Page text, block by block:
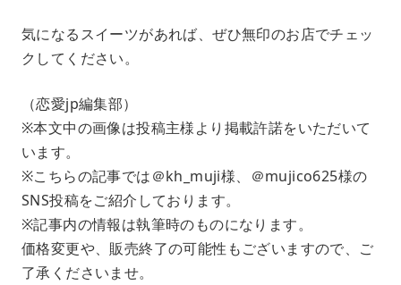
気になるスイーツがあれば、ぜひ無印のお店でチェッ
クしてください。
（恋愛jp編集部）
※本文中の画像は投稿主様より掲載許諾をいただいて
います。
※こちらの記事では＠kh_muji様、＠mujico625様の
SNS投稿をご紹介しております。
※記事内の情報は執筆時のものになります。
価格変更や、販売終了の可能性もございますので、ご
了承くださいませ。